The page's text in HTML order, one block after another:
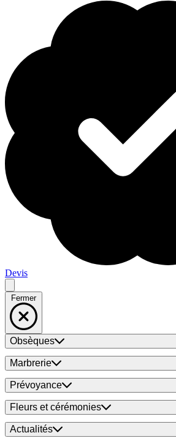
Devis
Fermer
Obsèques
Marbrerie
Prévoyance
Fleurs et cérémonies
Actualités